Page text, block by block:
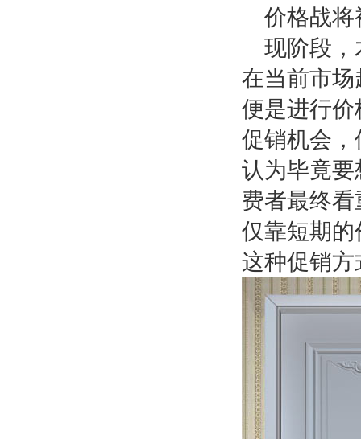
价格战将
现阶段，
在当前市
便是进行
促销机会
认为毕竟要
费者最终
仅靠短期
这种促销